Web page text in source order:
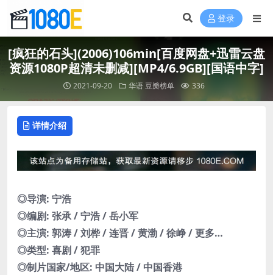
登录
[疯狂的石头](2006)106min[百度网盘+迅雷云盘
资源1080P超清未删减][MP4/6.9GB][国语中字]
2021-09-20 华语豆瓣榜单 336
详情介绍
◎导演: 宁浩
◎编剧: 张承 / 宁浩 / 岳小军
◎主演: 郭涛 / 刘桦 / 连晋 / 黄渤 / 徐峥 / 更多…
◎类型: 喜剧 / 犯罪
◎制片国家/地区: 中国大陆 / 中国香港